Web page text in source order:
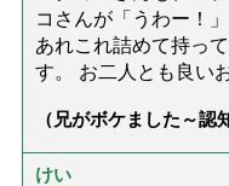
コさんが「うわー！
あれこれ詰めて持っ
す。 お二人とも良い
（兄がボケました～認
達』が届きました」）
けい